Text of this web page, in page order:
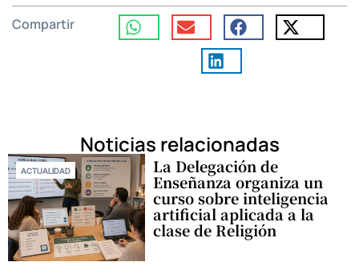
Compartir
Noticias relacionadas
ACTUALIDAD La Delegación de
Enseñanza organiza un
curso sobre inteligencia
artificial aplicada a la
clase de Religión